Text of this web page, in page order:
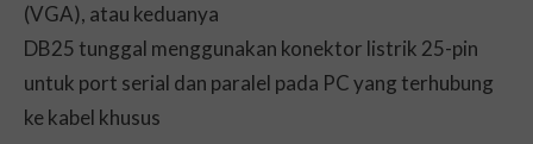
(VGA), atau keduanya
DB25 tunggal menggunakan konektor listrik 25-pin
untuk port serial dan paralel pada PC yang terhubung
ke kabel khusus